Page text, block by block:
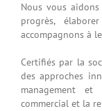
Nous vous
progrès,
accompagnons à
Certifiés par la
des approches
management
commercial et la